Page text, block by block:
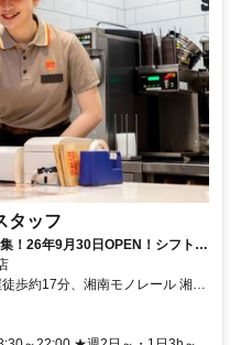
タッフ
！26年9月30日OPEN！シフト提
歩約17分、湘南モノレール 湘南
士見町（神奈川県）エレベータ
南深沢駅 徒歩7分